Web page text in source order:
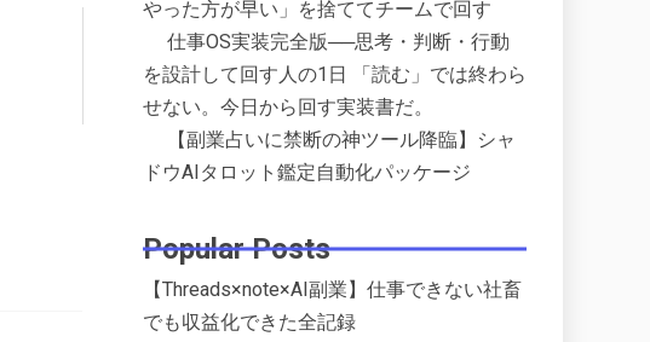
やった方が早い」を捨ててチームで回す
仕事OS実装完全版──思考・判断・行動
を設計して回す人の1日 「読む」では終わら
せない。今日から回す実装書だ。
【副業占いに禁断の神ツール降臨】シャ
ドウAIタロット鑑定自動化パッケージ
Popular Posts
【Threads×note×AI副業】仕事できない社畜
でも収益化できた全記録